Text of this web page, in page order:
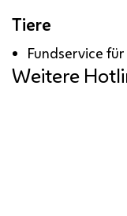
Tiere
Fundservice
Weitere